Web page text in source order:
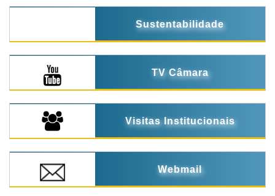
Sustentabilidade
TV Câmara
Visitas Institucionais
Webmail